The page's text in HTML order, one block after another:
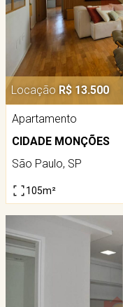
Locação R$ 13.500
Apartamento
CIDADE MONÇÕES
São Paulo, SP
105m²